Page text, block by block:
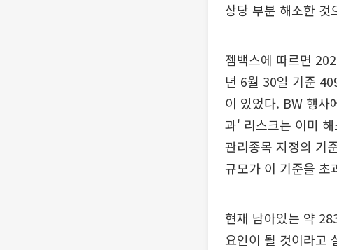
상당 부분 해소한 것
젬백스에 따르면
년 6월 30일 기준
이 있었다. BW 행사
과' 리스크는 이미
관리종목 지정의 기
규모가 이 기준을 초
현재 남아있는 약
요인이 될 것이라고